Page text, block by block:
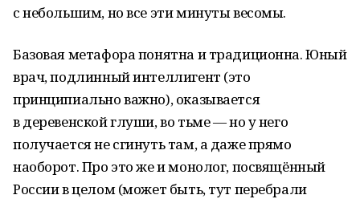
с небольшим, но все эти минуты весомы.
Базовая метафора понятна и традиционна. Юный
врач, подлинный интеллигент (это
принципиально важно), оказывается
в деревенской глуши, во тьме — но у него
получается не сгинуть там, а даже прямо
наоборот. Про это же и монолог, посвящённый
России в целом (может быть, тут перебрали